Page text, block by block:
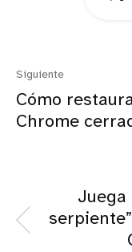
Siguiente
Cómo
Chrome
Juega